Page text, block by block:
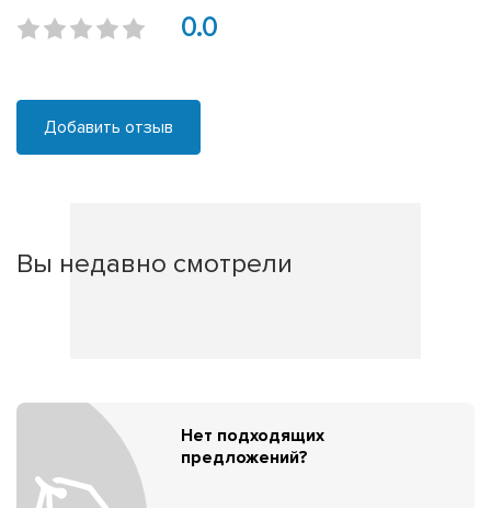
0.0
Добавить отзыв
Вы недавно смотрели
Нет подходящих
предложений?